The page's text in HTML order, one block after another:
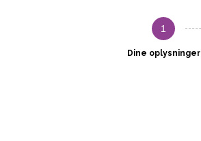
1
Dine oplysninger